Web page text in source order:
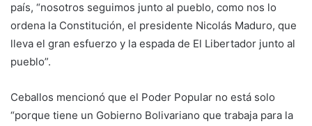
país, “nosotros seguimos junto al pueblo, como nos lo
ordena la Constitución, el presidente Nicolás Maduro, que
lleva el gran esfuerzo y la espada de El Libertador junto al
pueblo”.
Ceballos mencionó que el Poder Popular no está solo
“porque tiene un Gobierno Bolivariano que trabaja para la